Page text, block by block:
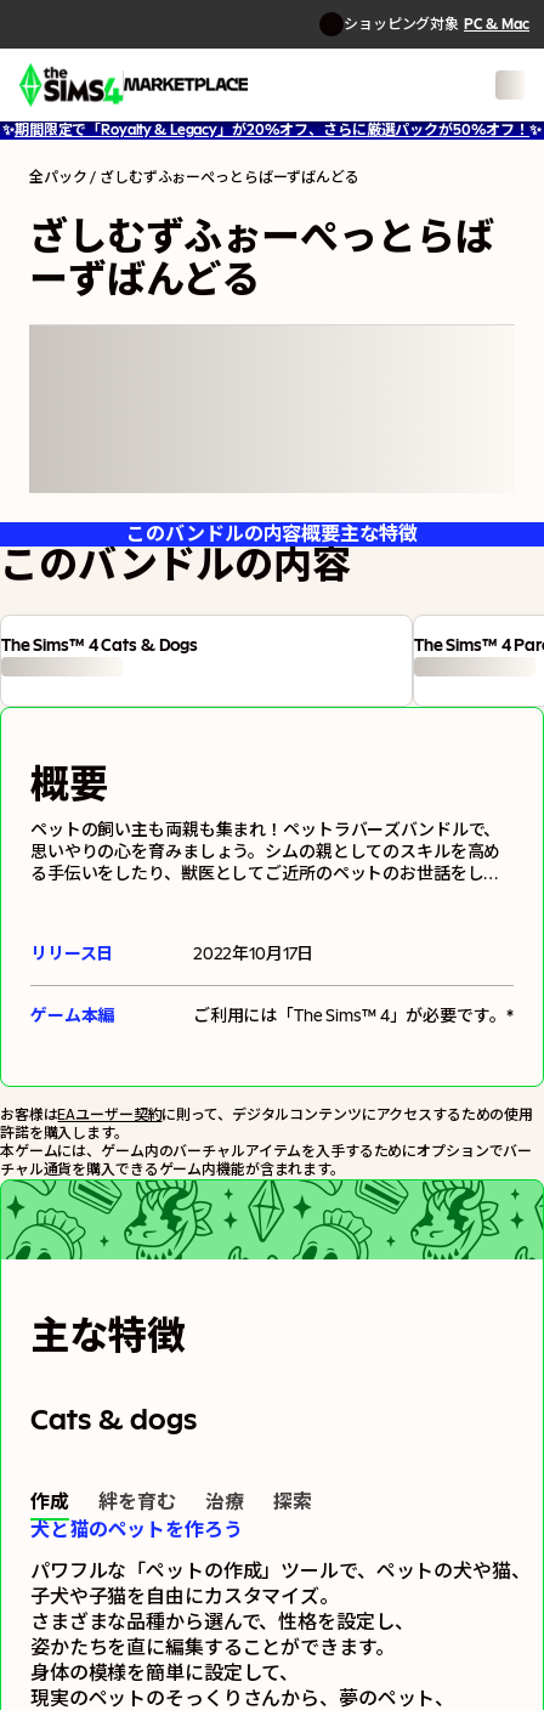
ショッピング対象 PC & Mac
✨期間限定で「Royalty & Legacy」が20%オフ、さらに厳選パックが50%オフ！✨
全パック / ざしむずふぉーぺっとらばーずばんどる
ざしむずふぉーぺっとらば
ーずばんどる
このバンドルの内容概要主な特徴
このバンドルの内容
The Sims™ 4 Cats & Dogs The Sims™ 4
概要
ペットの飼い主も両親も集まれ！ペットラバーズバンドルで、
思いやりの心を育みましょう。シムの親としてのスキルを高め
る手伝いをしたり、獣医としてご近所のペットのお世話をした
Pack」、「The Sims 4 Parenthood Game Pack」、「The Sims 4
My First Pet Stuff Pack」が収録されます。
リリース日 2022年10月17日
ゲーム本編 ご利用には「The Sims™ 4」が必要です。*
お客様はEAユーザー契約に則って、デジタルコンテンツにアクセスするための使用
許諾を購入します。
本ゲームには、ゲーム内のバーチャルアイテムを入手するためにオプションでバー
チャル通貨を購入できるゲーム内機能が含まれます。
主な特徴
Cats & dogs
作成 絆を育む 治療
探索
犬と猫のペットを作ろう
パワフルな「ペットの作成」ツールで、ペットの犬や猫、
子犬や子猫を自由にカスタマイズ。
さまざまな品種から選んで、性格を設定し、
姿かたちを直に編集することができます。
身体の模様を簡単に設定して、
現実のペットのそっくりさんから、夢のペット、